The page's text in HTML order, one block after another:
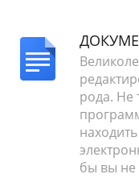
рода. Не
бы вы не